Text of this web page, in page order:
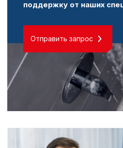
поддержку от наших
Отправить запрос